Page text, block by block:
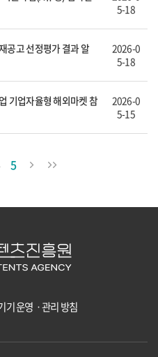
5-18
공고 선정평가 결과 알
2026-0
5-18
기업자율형 해외마켓 참
2026-0
5-15
5
기 운영ㆍ관리 방침